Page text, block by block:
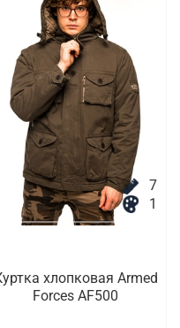
7
1
хлопковая Armed
Forces AF500